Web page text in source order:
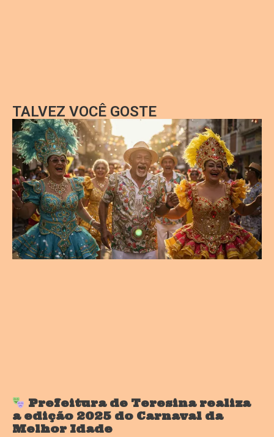
TALVEZ VOCÊ GOSTE
Prefeitura de Teresina realiza
a edição 2025 do Carnaval da
Melhor Idade